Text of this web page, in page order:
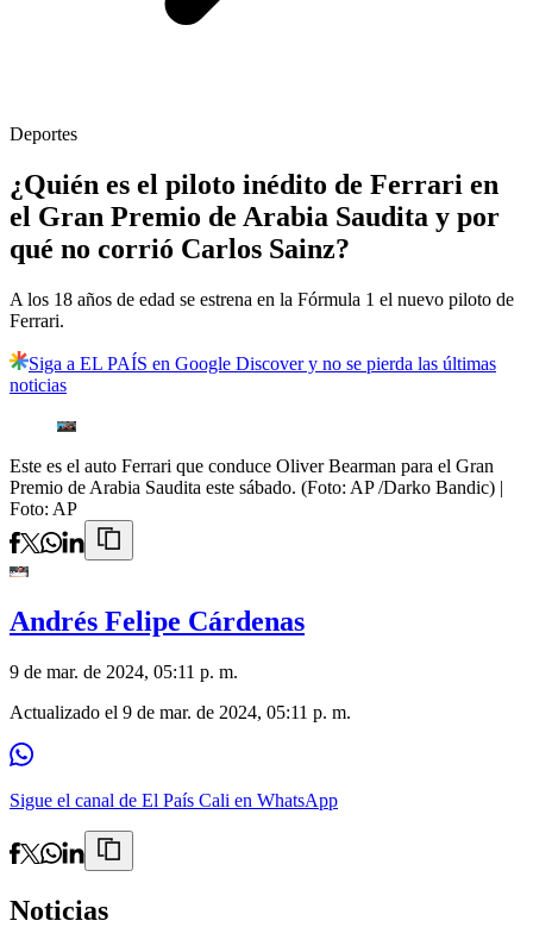
Deportes
¿Quién es el piloto inédito de Ferrari en
el Gran Premio de Arabia Saudita y por
qué no corrió Carlos Sainz?
A los 18 años de edad se estrena en la Fórmula 1 el nuevo piloto de
Ferrari.
Siga a EL PAÍS en Google Discover y no se pierda las últimas
noticias
Este es el auto Ferrari que conduce Oliver Bearman para el Gran
Premio de Arabia Saudita este sábado. (Foto: AP /Darko Bandic) |
Foto: AP
Andrés Felipe Cárdenas
9 de mar. de 2024, 05:11 p. m.
Actualizado el 9 de mar. de 2024, 05:11 p. m.
Sigue el canal de El País Cali en WhatsApp
Noticias